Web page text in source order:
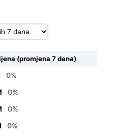
(promjena 7 dana)
0%
0%
0%
0%